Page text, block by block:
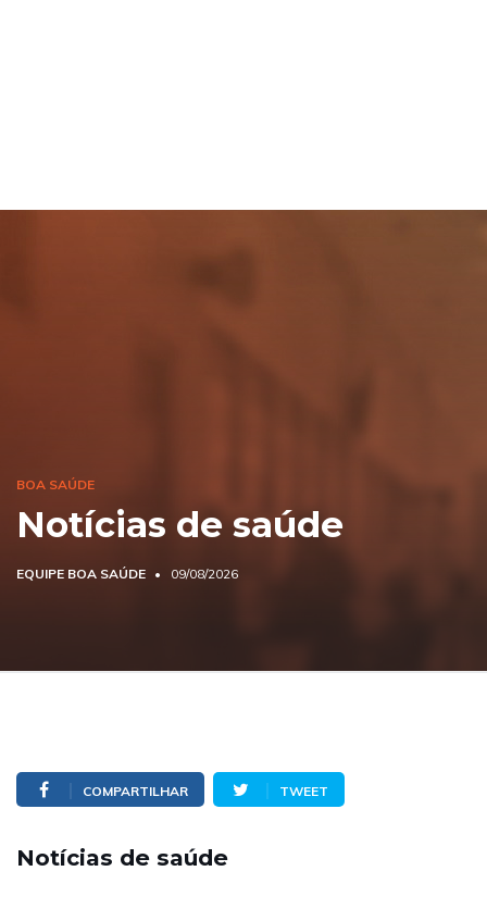
BOA SAÚDE
Notícias de saúde
EQUIPE BOA SAÚDE 09/08/2026
COMPARTILHAR TWEET
Notícias de saúde